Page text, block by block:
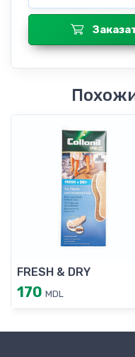
FRESH & DRY
170 MDL